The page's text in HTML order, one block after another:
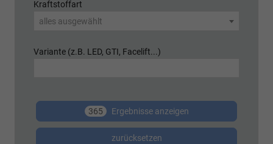
Kraftstoffart
alles ausgewählt
Variante (z.B. LED, GTI, Facelift...)
365 Ergebnisse anzeigen
zurücksetzen